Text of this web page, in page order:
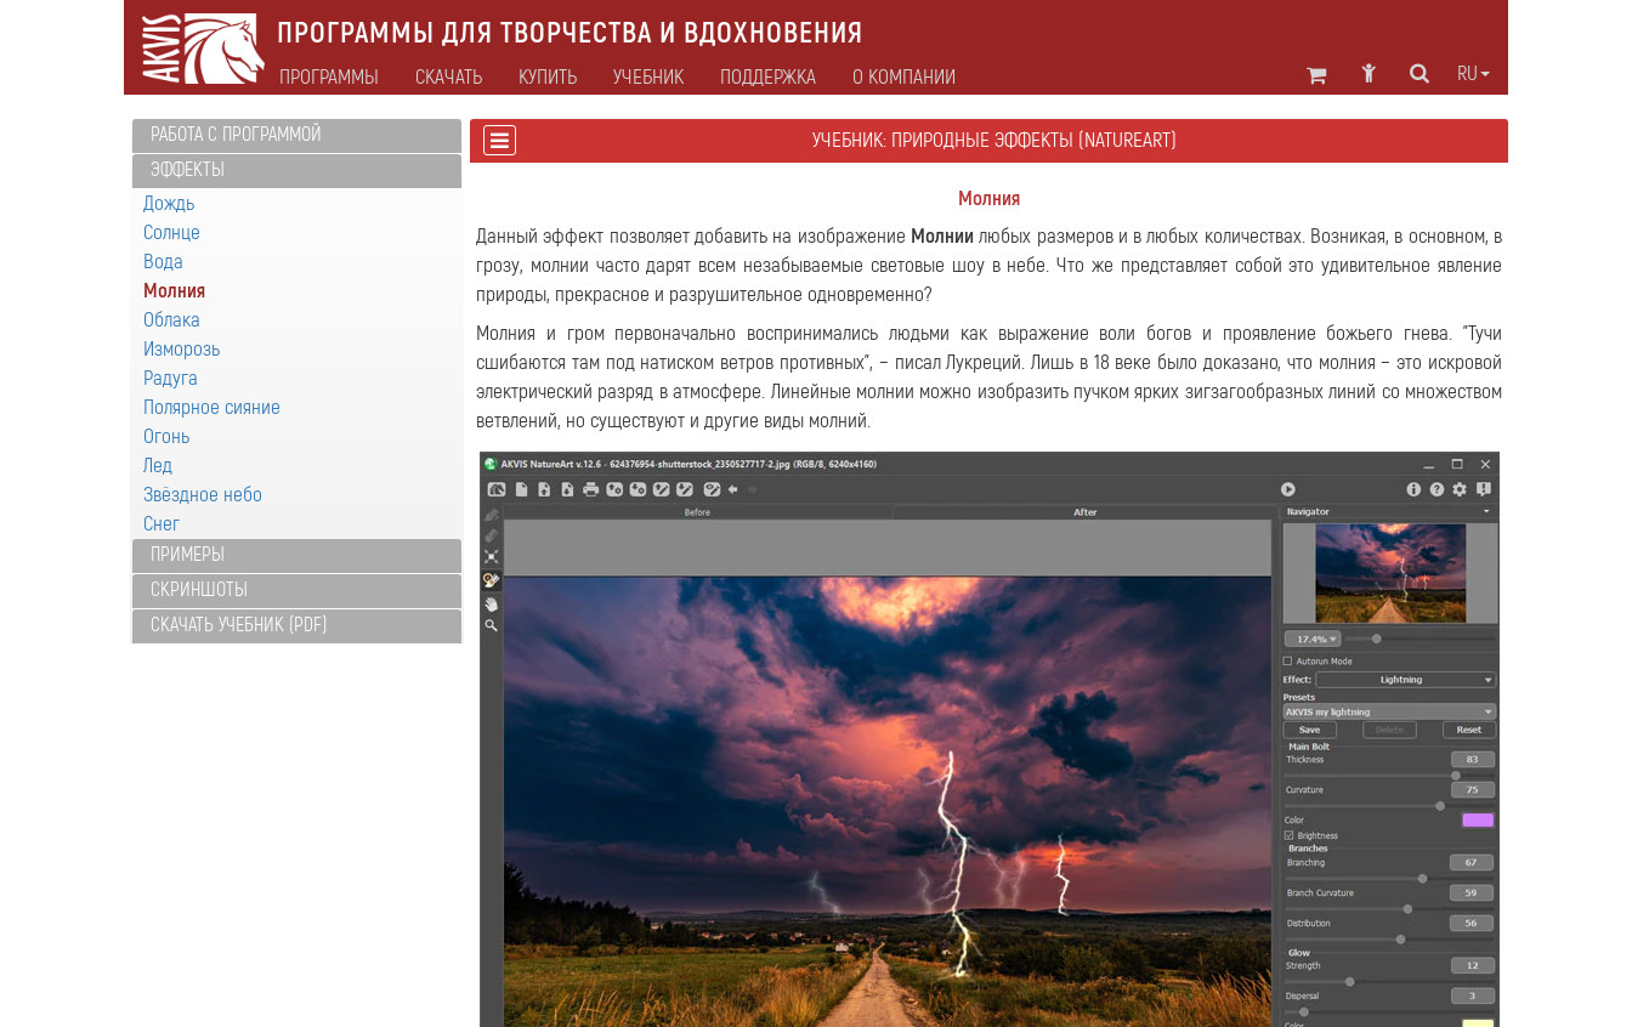
ПРОГРАММЫ ДЛЯ ТВОРЧЕСТВА И ВДОХНОВЕНИЯ
RU
ПРОГРАММЫ СКАЧАТЬ КУПИТЬ УЧЕБНИК ПОДДЕРЖКА О КОМПАНИИ
РАБОТА С ПРОГРАММОЙ
ЭФФЕКТЫ
Дождь
Солнце
Вода
Молния
Облака
Изморозь
Радуга
Полярное сияние
Огонь
Лед
Звёздное небо
Снег
ПРИМЕРЫ
СКРИНШОТЫ
СКАЧАТЬ УЧЕБНИК (PDF)
УЧЕБНИК: ПРИРОДНЫЕ ЭФФЕКТЫ (NATUREART)
Молния
Данный эффект позволяет добавить на изображение Молнии любых размеров и в любых количествах. Возникая, в основном, в
грозу, молнии часто дарят всем незабываемые световые шоу в небе. Что же представляет собой это удивительное явление
природы, прекрасное и разрушительное одновременно?
Молния и гром первоначально воспринимались людьми как выражение воли богов и проявление божьего гнева. "Тучи
сшибаются там под натиском ветров противных", − писал Лукреций. Лишь в 18 веке было доказано, что молния − это искровой
электрический разряд в атмосфере. Линейные молнии можно изобразить пучком ярких зигзагообразных линий со множеством
ветвлений, но существуют и другие виды молний.